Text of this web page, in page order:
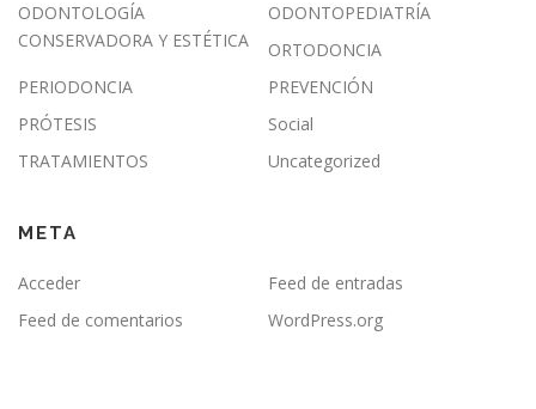
ODONTOLOGÍA
CONSERVADORA Y ESTÉTICA
ODONTOPEDIATRÍA
ORTODONCIA
PERIODONCIA
PREVENCIÓN
PRÓTESIS
Social
TRATAMIENTOS
Uncategorized
META
Acceder
Feed de entradas
Feed de comentarios
WordPress.org